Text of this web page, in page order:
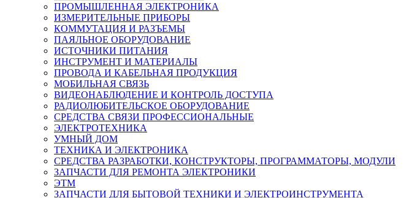
ПРОМЫШЛЕННАЯ ЭЛЕКТРОНИКА
ИЗМЕРИТЕЛЬНЫЕ ПРИБОРЫ
КОММУТАЦИЯ И РАЗЪЕМЫ
ПАЯЛЬНОЕ ОБОРУДОВАНИЕ
ИСТОЧНИКИ ПИТАНИЯ
ИНСТРУМЕНТ И МАТЕРИАЛЫ
ПРОВОДА И КАБЕЛЬНАЯ ПРОДУКЦИЯ
МОБИЛЬНАЯ СВЯЗЬ
ВИДЕОНАБЛЮДЕНИЕ И КОНТРОЛЬ ДОСТУПА
РАДИОЛЮБИТЕЛЬСКОЕ ОБОРУДОВАНИЕ
СРЕДСТВА СВЯЗИ ПРОФЕССИОНАЛЬНЫЕ
ЭЛЕКТРОТЕХНИКА
УМНЫЙ ДОМ
ТЕХНИКА И ЭЛЕКТРОНИКА
СРЕДСТВА РАЗРАБОТКИ, КОНСТРУКТОРЫ, ПРОГРАММАТОРЫ, МОДУЛИ
ЗАПЧАСТИ ДЛЯ РЕМОНТА ЭЛЕКТРОНИКИ
ЭТМ
ЗАПЧАСТИ ДЛЯ БЫТОВОЙ ТЕХНИКИ И ЭЛЕКТРОИНСТРУМЕНТА